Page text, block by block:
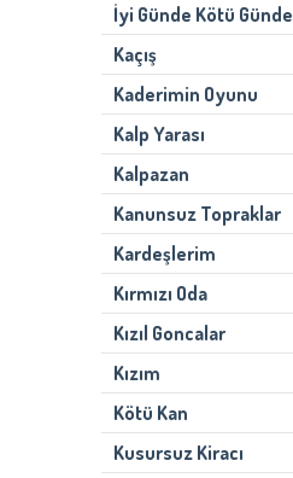
İyi Günde Kötü Günde
Kaçış
Kaderimin Oyunu
Kalp Yarası
Kalpazan
Kanunsuz Topraklar
Kardeşlerim
Kırmızı Oda
Kızıl Goncalar
Kızım
Kötü Kan
Kusursuz Kiracı